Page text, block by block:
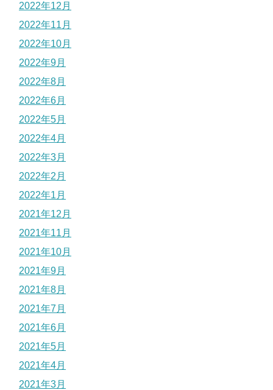
2022年12月
2022年11月
2022年10月
2022年9月
2022年8月
2022年6月
2022年5月
2022年4月
2022年3月
2022年2月
2022年1月
2021年12月
2021年11月
2021年10月
2021年9月
2021年8月
2021年7月
2021年6月
2021年5月
2021年4月
2021年3月